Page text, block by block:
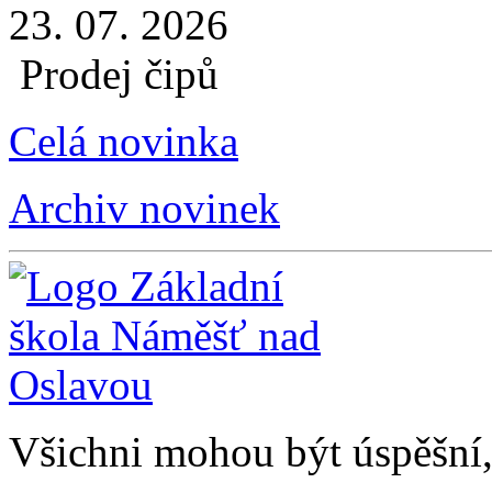
23. 07. 2026
Prodej čipů
Celá novinka
Archiv novinek
Všichni mohou být